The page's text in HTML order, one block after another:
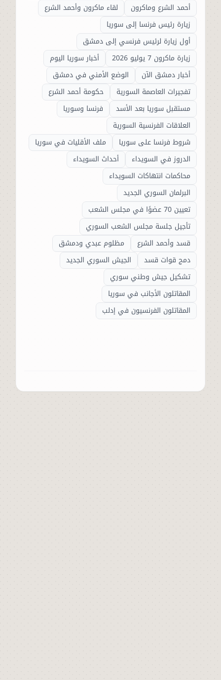
أحمد الشرع وماكرون
لقاء ماكرون وأحمد الشرع
زيارة رئيس فرنسا إلى سوريا
أول زيارة لرئيس فرنسي إلى دمشق
زيارة ماكرون 7 يوليو 2026
أخبار سوريا اليوم
أخبار دمشق الآن
الوضع الأمني في دمشق
تفجيرات العاصمة السورية
حكومة أحمد الشرع
مستقبل سوريا بعد الأسد
فرنسا وسوريا
العلاقات الفرنسية السورية
شروط فرنسا على سوريا
ملف الأقليات في سوريا
الدروز في السويداء
أحداث السويداء
محاكمات انتهاكات السويداء
البرلمان السوري الجديد
تعيين 70 عضوًا في مجلس الشعب
تأجيل جلسة مجلس الشعب السوري
قسد وأحمد الشرع
مظلوم عبدي ودمشق
دمج قوات قسد
الجيش السوري الجديد
تشكيل جيش وطني سوري
المقاتلون الأجانب في سوريا
المقاتلون الفرنسيون في إدلب